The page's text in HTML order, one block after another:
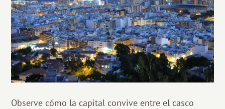
Observe cómo la capital convive entre el casco